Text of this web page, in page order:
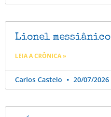
Lionel messiânico
LEIA A CRÔNICA »
Carlos Castelo 20/07/2026